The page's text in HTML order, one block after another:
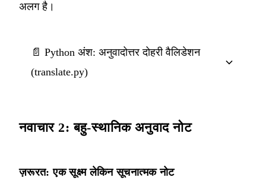
अलग है।
📄 Python अंश: अनुवादोत्तर दोहरी वैलिडेशन
(translate.py)
नवाचार 2: बहु-स्थानिक अनुवाद नोट
ज़रूरत: एक सूक्ष्म लेकिन सूचनात्मक नोट